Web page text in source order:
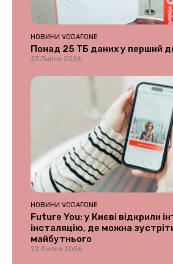
НОВИНИ VODAFONE
Понад 25 ТБ даних у перший
23 Липня 2026
НОВИНИ VODAFONE
Future You: у Києві відкрили
інсталяцію, де можна
майбутнього
22 Липня 2026